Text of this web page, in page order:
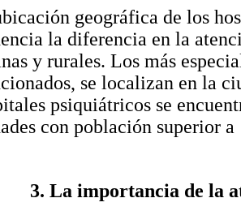
geográfica de los
la diferencia en la
y rurales. Los más
se localizan en la
psiquiátricos se
con población superior
3. La importancia de la